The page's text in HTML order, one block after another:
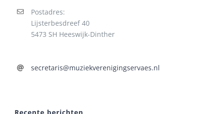
Postadres:
Lijsterbesdreef 40
5473 SH Heeswijk-Dinther
secretaris@muziekverenigingservaes.nl